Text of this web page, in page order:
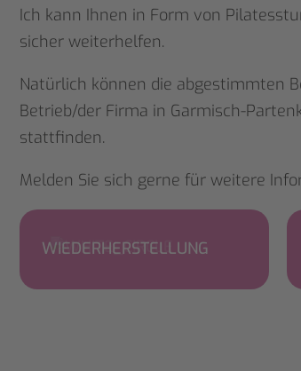
Ich kann Ihnen in Form von
sicher weiterhelfen.
Natürlich können die abgestimmten
Betrieb/der Firma in Garmisch-
stattfinden.
Melden Sie sich gerne für weitere
WIEDERHERSTELLUNG